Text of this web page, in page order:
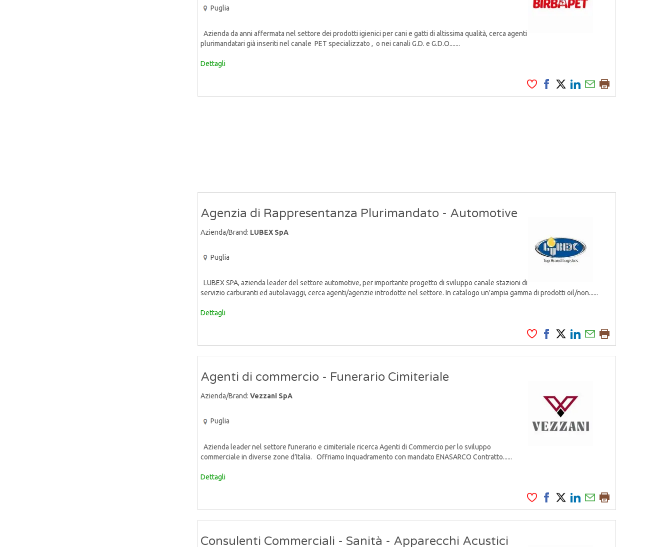
Puglia
Azienda da anni affermata nel settore dei prodotti igienici per cani e gatti di altissima qualità, cerca agenti
plurimandatari già inseriti nel canale PET specializzato , o nei canali G.D. e G.D.O.......
Dettagli
Agenzia di Rappresentanza Plurimandato - Automotive
Azienda/Brand: LUBEX SpA
Puglia
LUBEX SPA, azienda leader del settore automotive, per importante progetto di sviluppo canale stazioni di
servizio carburanti ed autolavaggi, cerca agenti/agenzie introdotte nel settore. In catalogo un'ampia gamma di prodotti oil/non......
Dettagli
Agenti di commercio - Funerario Cimiteriale
Azienda/Brand: Vezzani SpA
Puglia
Azienda leader nel settore funerario e cimiteriale ricerca Agenti di Commercio per lo sviluppo
commerciale in diverse zone d’Italia. Offriamo Inquadramento con mandato ENASARCO Contratto......
Dettagli
Consulenti Commerciali - Sanità - Apparecchi Acustici